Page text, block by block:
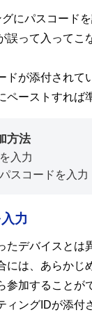
にパスコード
誤って入ってこ
ドが添付されて
ペーストすれば
方法
入力
スコードを入力
力
たデバイスとは
には、あらかじ
参加することが
ィングIDが添付